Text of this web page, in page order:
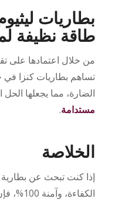
بطاريات
طاقة نظيفة
من خلال اعتمادها على
تساهم بطاريات كنزا في
الضارة، مما يجعلها
مستدامة.
الخلاصة
إذا كنت تبحث عن بطارية
الكفاءة، وآمنة 100%، فإن